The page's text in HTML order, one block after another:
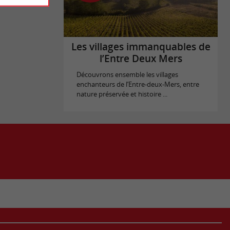
Les villages immanquables de
l’Entre Deux Mers
Découvrons ensemble les villages
enchanteurs de l’Entre-deux-Mers, entre
nature préservée et histoire ...